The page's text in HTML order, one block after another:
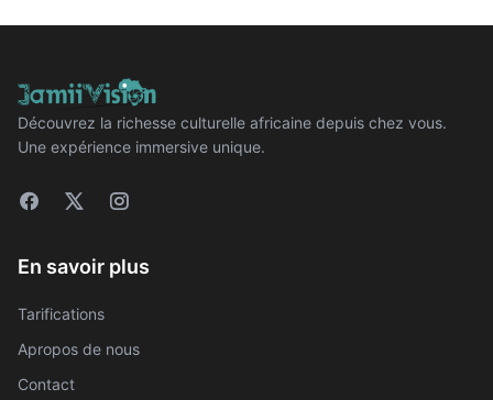
Découvrez la richesse culturelle africaine depuis chez vous.
Une expérience immersive unique.
En savoir plus
Tarifications
Apropos de nous
Contact